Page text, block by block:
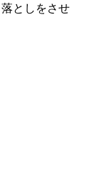
としをさせ